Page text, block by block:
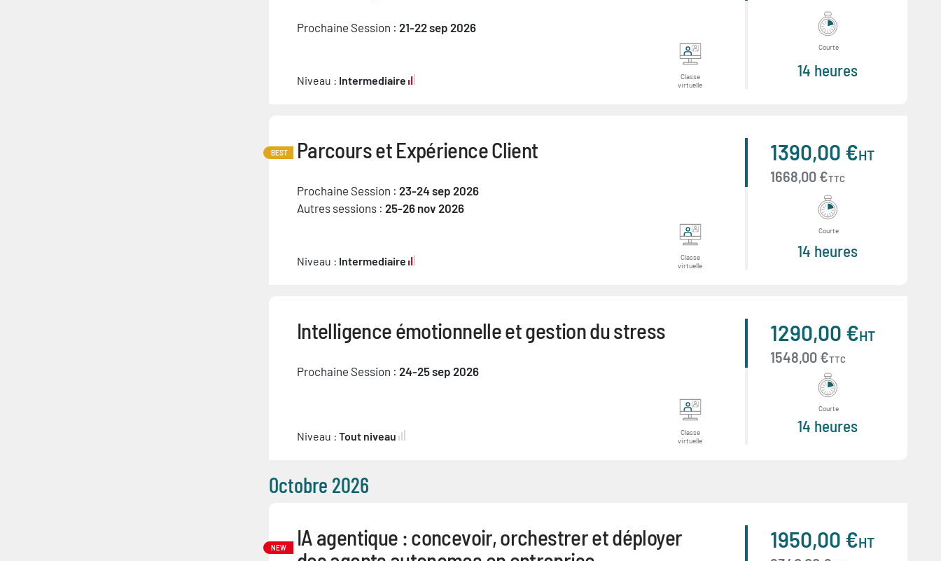
Prochaine Session : 21-22 sep 2026
Niveau : Intermediaire
Classe
virtuelle
Courte
14 heures
BEST Parcours et Expérience Client
Prochaine Session : 23-24 sep 2026
Autres sessions : 25-26 nov 2026
Niveau : Intermediaire
Classe
virtuelle
1390,00 €HT
1668,00 €TTC
Courte
14 heures
Intelligence émotionnelle et gestion du stress
Prochaine Session : 24-25 sep 2026
Niveau : Tout niveau
Classe
virtuelle
1290,00 €HT
1548,00 €TTC
Courte
14 heures
Octobre 2026
NEW
IA agentique : concevoir, orchestrer et déployer
1950,00 €HT